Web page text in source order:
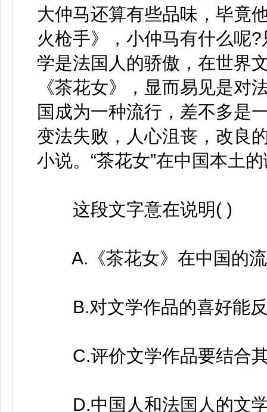
大仲马还算有些品味，毕竟
火枪手》，小仲马有什么呢
学是法国人的骄傲，在世界
《茶花女》，显而易见是对
国成为一种流行，差不多是
变法失败，人心沮丧，改良
小说。“茶花女”在中国本土
这段文字意在说明( )
A.《茶花女》在中国的流
B.对文学作品的喜好能反
C.评价文学作品要结合其
D.中国人和法国人的文学